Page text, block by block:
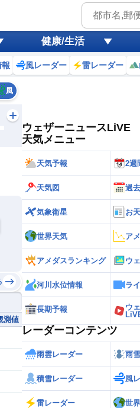
健康/生活
風レーダー 雷レーダー
風
風
黄砂
天気 台風
測値
ウェザーニュースLiVE
天気メニュー
天気予報 2週
天気図 過
気象衛星 お
世界天気 ア
アメダスランキング ウ
河川水位情報 ラ
長期予報
ウ
レーダーコンテンツ
雨雲レーダー 雨
積雪レーダー 風
雷レーダー 世